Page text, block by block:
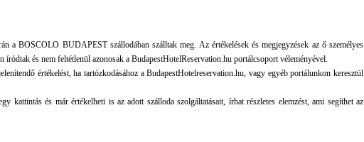
a BOSCOLO BUDAPEST szállodában szálltak meg. Az értékelések és megjegyzések az ő személyes
íródtak és nem feltétlenül azonosak a BudapestHotelReservation.hu portálcsoport véleményével.
értékelést, ha tartózkodásához a BudapestHotelreservation.hu, vagy egyéb portálunkon keresztül
kattintás és már értékelheti is az adott szálloda szolgáltatásait, írhat részletes elemzést, ami segíthet az